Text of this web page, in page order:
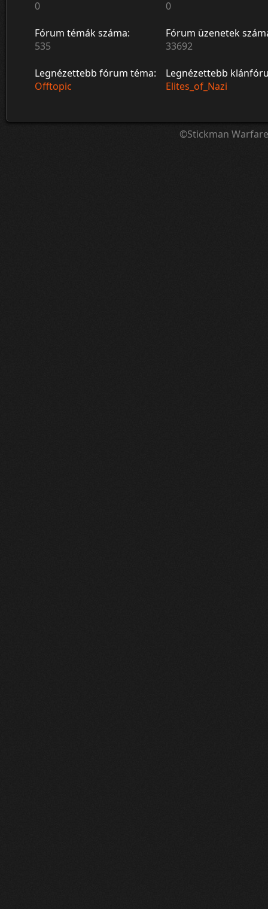
0 0
Fórum témák száma:
535
Fórum üzenetek
33692
Legnézettebb fórum téma:
Offtopic
Legnézettebb
Elites_of_Nazi
©Stickman Warfare